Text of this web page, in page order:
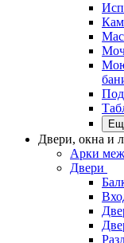
Двери, окна и
Арки
Двери